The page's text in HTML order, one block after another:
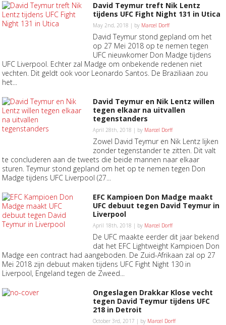
David Teymur treft Nik Lentz
tijdens UFC Fight Night 131 in Utica
May 2nd, 2018 | by Marcel Dorff
David Teymur stond gepland om het
op 27 Mei 2018 op te nemen tegen
UFC nieuwkomer Don Madge tijdens
UFC Liverpool. Echter zal Madge om onbekende redenen niet
vechten. Dit geldt ook voor Leonardo Santos. De Braziliaan zou
het...
David Teymur en Nik Lentz willen
tegen elkaar na uitvallen
tegenstanders
April 28th, 2018 | by Marcel Dorff
Zowel David Teymur en Nik Lentz lijken
zonder tegenstander te zitten. Dit valt
te concluderen aan de tweets die beide mannen naar elkaar
sturen. Teymur stond gepland om het op te nemen tegen Don
Madge tijdens UFC Liverpool (27...
EFC Kampioen Don Madge maakt
UFC debuut tegen David Teymur in
Liverpool
April 18th, 2018 | by Marcel Dorff
De UFC maakte eerder dit jaar bekend
dat het EFC Lightweight Kampioen Don
Madge een contract had aangeboden. De Zuid-Afrikaan zal op 27
Mei 2018 zijn debuut maken tijdens UFC Fight Night 130 in
Liverpool, Engeland tegen de Zweed...
Ongeslagen Drakkar Klose vecht
tegen David Teymur tijdens UFC
218 in Detroit
October 3rd, 2017 | by Marcel Dorff